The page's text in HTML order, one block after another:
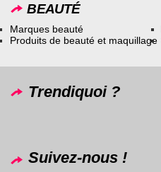
BEAUTÉ
Marques beauté
Produits de beauté et maquillage
Trendiquoi ?
Suivez-nous !